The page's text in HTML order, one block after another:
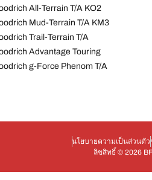
All-Terrain T/A KO2
Mud-Terrain T/A KM3
Trail-Terrain T/A
Advantage Touring
g-Force Phenom T/A
นโยบายความเป็นส่วนตัว
ลิขสิทธิ์ © 2026